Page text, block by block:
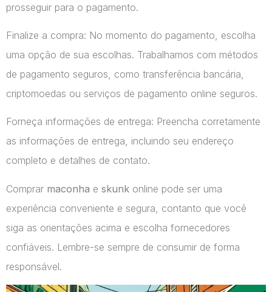
prosseguir para o pagamento.
Finalize a compra: No momento do pagamento, escolha
uma opção de sua escolhas. Trabalhamos com métodos
de pagamento seguros, como transferência bancária,
criptomoedas ou serviços de pagamento online seguros.
Forneça informações de entrega: Preencha corretamente
as informações de entrega, incluindo seu endereço
completo e detalhes de contato.
Comprar maconha e skunk online pode ser uma
experiência conveniente e segura, contanto que você
siga as orientações acima e escolha fornecedores
confiáveis. Lembre-se sempre de consumir de forma
responsável.